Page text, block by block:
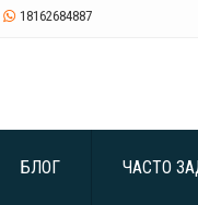
 18162684887
БЛОГ ЧАСТО